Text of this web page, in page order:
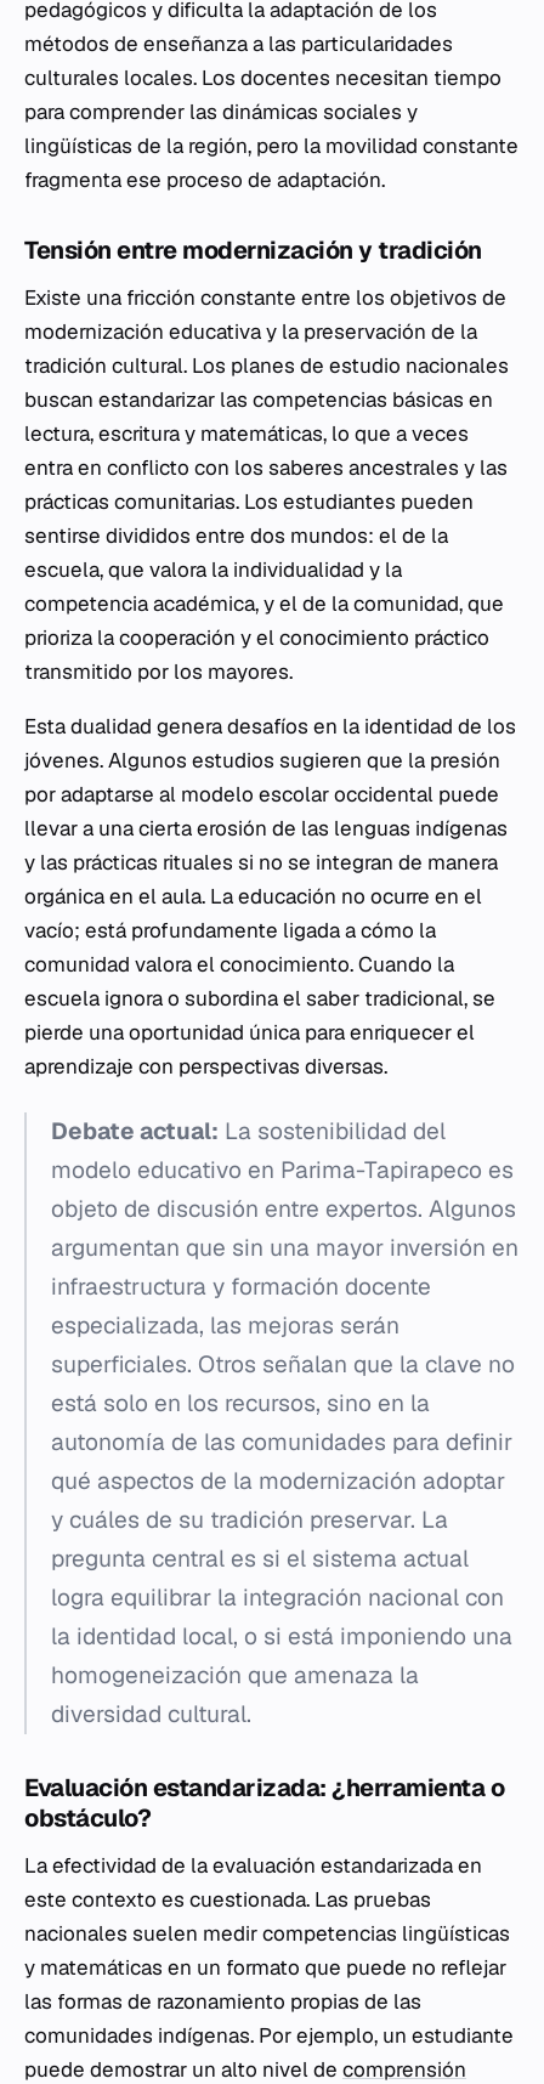
pedagógicos y dificulta la adaptación de los
métodos de enseñanza a las particularidades
culturales locales. Los docentes necesitan tiempo
para comprender las dinámicas sociales y
lingüísticas de la región, pero la movilidad constante
fragmenta ese proceso de adaptación.
Tensión entre modernización y tradición
Existe una fricción constante entre los objetivos de
modernización educativa y la preservación de la
tradición cultural. Los planes de estudio nacionales
buscan estandarizar las competencias básicas en
lectura, escritura y matemáticas, lo que a veces
entra en conflicto con los saberes ancestrales y las
prácticas comunitarias. Los estudiantes pueden
sentirse divididos entre dos mundos: el de la
escuela, que valora la individualidad y la
competencia académica, y el de la comunidad, que
prioriza la cooperación y el conocimiento práctico
transmitido por los mayores.
Esta dualidad genera desafíos en la identidad de los
jóvenes. Algunos estudios sugieren que la presión
por adaptarse al modelo escolar occidental puede
llevar a una cierta erosión de las lenguas indígenas
y las prácticas rituales si no se integran de manera
orgánica en el aula. La educación no ocurre en el
vacío; está profundamente ligada a cómo la
comunidad valora el conocimiento. Cuando la
escuela ignora o subordina el saber tradicional, se
pierde una oportunidad única para enriquecer el
aprendizaje con perspectivas diversas.
Debate actual: La sostenibilidad del
modelo educativo en Parima-Tapirapeco es
objeto de discusión entre expertos. Algunos
argumentan que sin una mayor inversión en
infraestructura y formación docente
especializada, las mejoras serán
superficiales. Otros señalan que la clave no
está solo en los recursos, sino en la
autonomía de las comunidades para definir
qué aspectos de la modernización adoptar
y cuáles de su tradición preservar. La
pregunta central es si el sistema actual
logra equilibrar la integración nacional con
la identidad local, o si está imponiendo una
homogeneización que amenaza la
diversidad cultural.
Evaluación estandarizada: ¿herramienta o
obstáculo?
La efectividad de la evaluación estandarizada en
este contexto es cuestionada. Las pruebas
nacionales suelen medir competencias lingüísticas
y matemáticas en un formato que puede no reflejar
las formas de razonamiento propias de las
comunidades indígenas. Por ejemplo, un estudiante
puede demostrar un alto nivel de comprensión